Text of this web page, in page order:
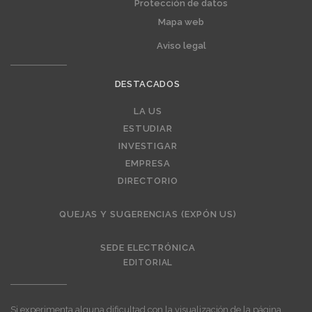
Protección de datos
Mapa web
Aviso legal
DESTACADOS
LA US
ESTUDIAR
INVESTIGAR
EMPRESA
DIRECTORIO
QUEJAS Y SUGERENCIAS (EXPÓN US)
SEDE ELECTRÓNICA
EDITORIAL
Si experimenta alguna dificultad con la visualización de la página